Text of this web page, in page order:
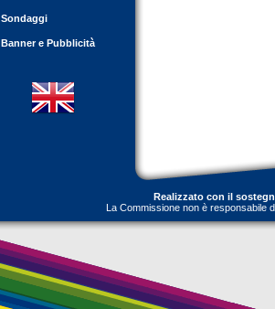
Sondaggi
Banner e Pubblicità
Realizzato con il
La Commissione non è responsabile